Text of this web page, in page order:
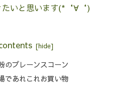
たいと思います(*‘∀‘)
のプレーンスコーン
であれこれお買い物